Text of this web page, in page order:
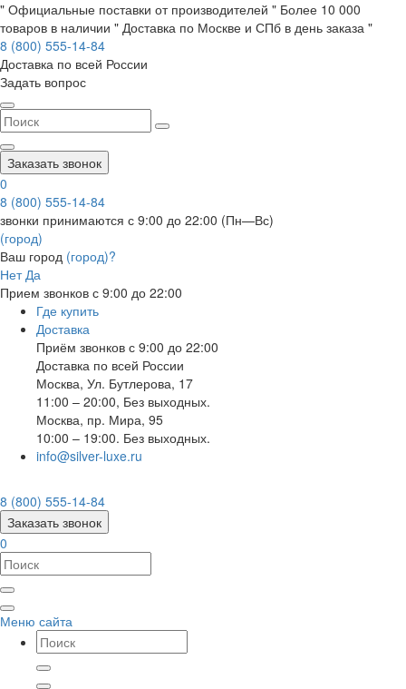
" Официальные поставки от производителей " Более 10 000
товаров в наличии " Доставка по Москве и СПб в день заказа "
8 (800) 555-14-84
Доставка по всей России
Задать вопрос
Заказать звонок
0
8 (800) 555-14-84
звонки принимаются с 9:00 до 22:00 (Пн—Вс)
(город)
Ваш город (город)?
Нет Да
Прием звонков с 9:00 до 22:00
Где купить
Доставка
Приём звонков с 9:00 до 22:00
Доставка по всей России
Москва, Ул. Бутлерова, 17
11:00 – 20:00, Без выходных.
Москва, пр. Мира, 95
10:00 – 19:00. Без выходных.
info@silver-luxe.ru
8 (800) 555-14-84
Заказать звонок
0
Меню сайта